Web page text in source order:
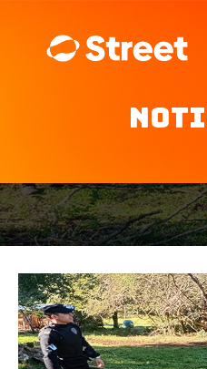
La Street
Noticias
Agenda
Publicitá
Familia de